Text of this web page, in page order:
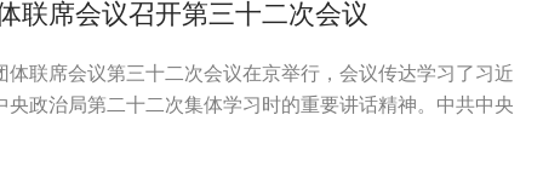
联席会议召开第三十二次会议
体联席会议第三十二次会议在京举行，会议传达学习了习近
央政治局第二十二次集体学习时的重要讲话精神。中共中央